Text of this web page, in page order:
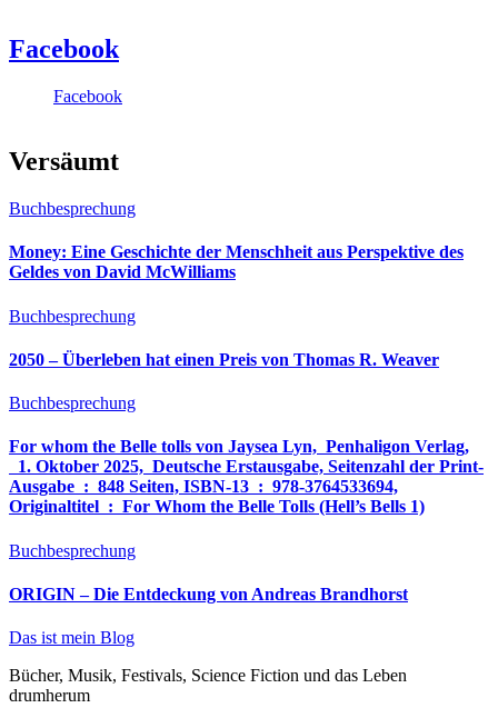
Facebook
Facebook
Versäumt
Buchbesprechung
Money: Eine Geschichte der Menschheit aus Perspektive des
Geldes von David McWilliams
Buchbesprechung
2050 – Überleben hat einen Preis von Thomas R. Weaver
Buchbesprechung
For whom the Belle tolls von Jaysea Lyn, ‎ Penhaligon Verlag,
‎ 1. Oktober 2025, ‎ Deutsche Erstausgabe, Seitenzahl der Print-
Ausgabe ‏ : ‎ 848 Seiten, ISBN-13 ‏ : ‎ 978-3764533694,
Originaltitel ‏ : ‎ For Whom the Belle Tolls (Hell’s Bells 1)
Buchbesprechung
ORIGIN – Die Entdeckung von Andreas Brandhorst
Das ist mein Blog
Bücher, Musik, Festivals, Science Fiction und das Leben
drumherum